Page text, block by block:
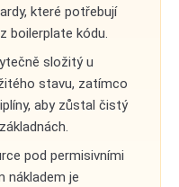
které potřebují
boilerplate kódu.
složitý u
stavu, zatímco
aby zůstal čistý
pod permisivními
nákladem je